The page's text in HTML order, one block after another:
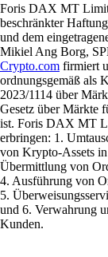
Foris DAX MT
beschränkter
und dem
Mikiel Ang Borg,
Crypto.com firmiert
ordnungsgemäß als
2023/1114 über
Gesetz über Märkte
ist. Foris DAX MT
erbringen: 1.
von Krypto-Assets
Übermittlung von
4. Ausführung von
5.
und 6. Verwahrung
Kunden.